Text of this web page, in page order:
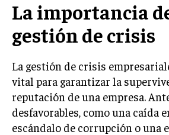
LIFESTYLE
MARKETING
ESTRATEGIAS DE MARKETING
AGENCIAS DE MARKETING
AGENCIAS DE
VENTA DE ENLACES
La importancia
gestión de crisis
La gestión de crisis
vital para garantizar la
reputación de una empresa.
desfavorables, como una caída
escándalo de corrupción o una